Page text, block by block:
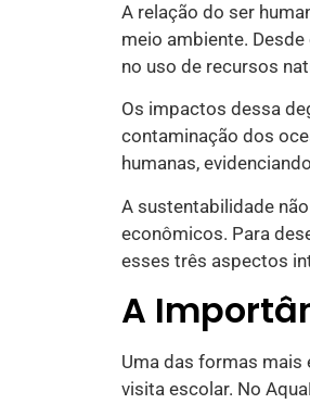
A relação do ser
meio ambiente.
no uso de recursos
Os impactos dessa
contaminação dos
humanas,
A sustentabilidade
econômicos. Para
esses três aspectos
A
Uma das formas mais
visita escolar. No